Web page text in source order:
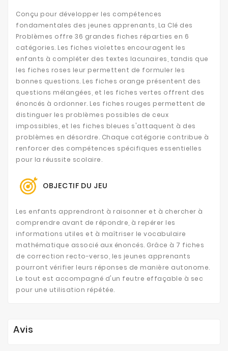
Conçu pour développer les compétences
fondamentales des jeunes apprenants, La Clé des
Problèmes offre 36 grandes fiches réparties en 6
catégories. Les fiches violettes encouragent les
enfants à compléter des textes lacunaires, tandis que
les fiches roses leur permettent de formuler les
bonnes questions. Les fiches orange présentent des
questions mélangées, et les fiches vertes offrent des
énoncés à ordonner. Les fiches rouges permettent de
distinguer les problèmes possibles de ceux
impossibles, et les fiches bleues s'attaquent à des
problèmes en désordre. Chaque catégorie contribue à
renforcer des compétences spécifiques essentielles
pour la réussite scolaire.
OBJECTIF DU JEU
Les enfants apprendront à raisonner et à chercher à
comprendre avant de répondre, à repérer les
informations utiles et à maîtriser le vocabulaire
mathématique associé aux énoncés. Grâce à 7 fiches
de correction recto-verso, les jeunes apprenants
pourront vérifier leurs réponses de manière autonome.
Le tout est accompagné d'un feutre effaçable à sec
pour une utilisation répétée.
Avis